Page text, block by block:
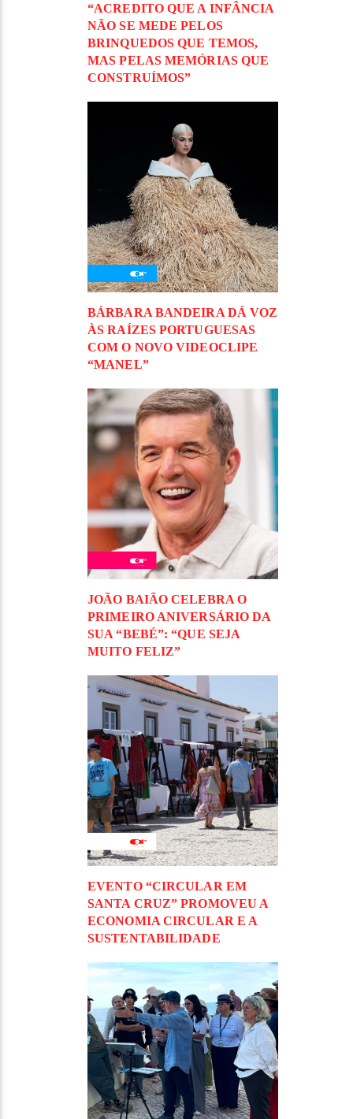
“ACREDITO QUE A INFÂNCIA
NÃO SE MEDE PELOS
BRINQUEDOS QUE TEMOS,
MAS PELAS MEMÓRIAS QUE
CONSTRUÍMOS”
BÁRBARA BANDEIRA DÁ VOZ
ÀS RAÍZES PORTUGUESAS
COM O NOVO VIDEOCLIPE
“MANEL”
JOÃO BAIÃO CELEBRA O
PRIMEIRO ANIVERSÁRIO DA
SUA “BEBÉ”: “QUE SEJA
MUITO FELIZ”
EVENTO “CIRCULAR EM
SANTA CRUZ” PROMOVEU A
ECONOMIA CIRCULAR E A
SUSTENTABILIDADE